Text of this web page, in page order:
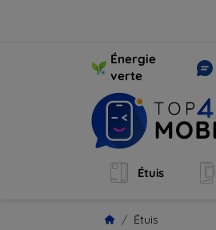
Énergie
verte
Étuis
Étuis